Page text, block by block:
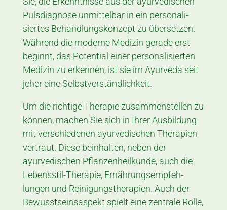
Puls­diagnose un­mittel­bar in ein perso­nali­
siertes Be­hand­lungs­konzept zu übersetzen.
Während die moderne Medizin gerade erst
beginnt, das Potential einer per­so­nali­sierten
Medizin zu erkennen, ist sie im Ayurveda seit
jeher eine Selbst­ver­ständ­lichkeit.
Um die richtige Therapie zusam­men­stellen zu
können, machen Sie sich in Ihrer Aus­bil­dung
mit verschiedenen ayur­vedi­schen Thera­pien
vertraut. Diese beinhalten, neben der
ayurvedischen Pflanzenheilkunde, auch die
Lebensstil-Therapie, Ernährungs­empfeh­
lungen und Reinigungstherapien. Auch der
Bewusst­seins­aspekt spielt eine zentrale Rolle,